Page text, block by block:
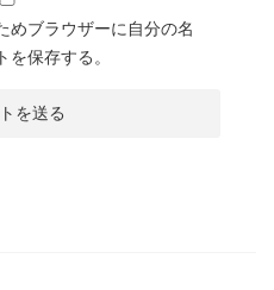
めブラウザーに自分の名
保存する。